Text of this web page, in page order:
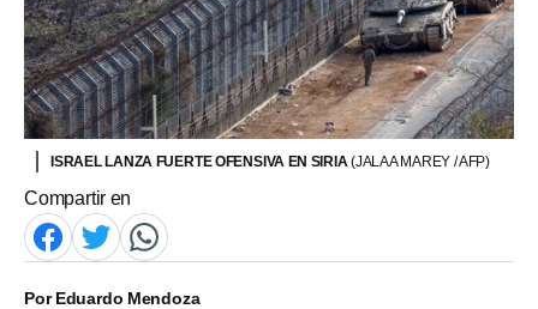
ISRAEL LANZA FUERTE OFENSIVA EN SIRIA(JALAA MAREY / AFP)
Compartir en
PorEduardo Mendoza